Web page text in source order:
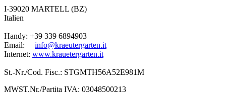
I-39020 MARTELL (BZ)
Italien
Handy: +39 339 6894903
Email: info@kraeutergarten.it
Internet: www.krauetergarten.it
St.-Nr./Cod. Fisc.: STGMTH56A52E981M
MWST.Nr./Partita IVA: 03048500213